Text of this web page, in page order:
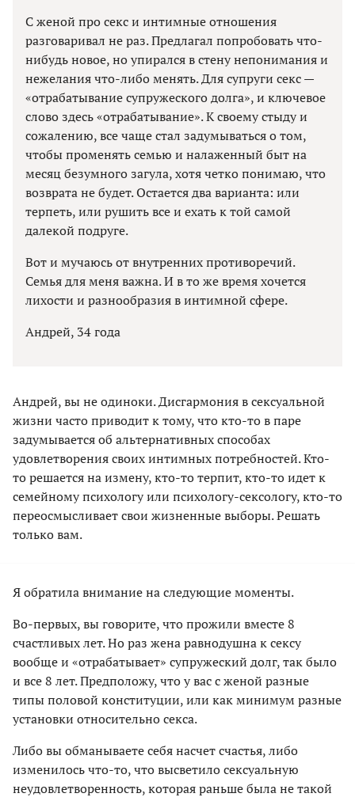
С женой про секс и интимные отношения
разговаривал не раз. Предлагал попробовать что-
нибудь новое, но упирался в стену непонимания и
нежелания что-либо менять. Для супруги секс —
«отрабатывание супружеского долга», и ключевое
слово здесь «отрабатывание». К своему стыду и
сожалению, все чаще стал задумываться о том,
чтобы променять семью и налаженный быт на
месяц безумного загула, хотя четко понимаю, что
возврата не будет. Остается два варианта: или
терпеть, или рушить все и ехать к той самой
далекой подруге.
Вот и мучаюсь от внутренних противоречий.
Семья для меня важна. И в то же время хочется
лихости и разнообразия в интимной сфере.
Андрей, 34 года
Андрей, вы не одиноки. Дисгармония в сексуальной
жизни часто приводит к тому, что кто-то в паре
задумывается об альтернативных способах
удовлетворения своих интимных потребностей. Кто-
то решается на измену, кто-то терпит, кто-то идет к
семейному психологу или психологу-сексологу, кто-то
переосмысливает свои жизненные выборы. Решать
только вам.
Я обратила внимание на следующие моменты.
Во-первых, вы говорите, что прожили вместе 8
счастливых лет. Но раз жена равнодушна к сексу
вообще и «отрабатывает» супружеский долг, так было
и все 8 лет. Предположу, что у вас с женой разные
типы половой конституции, или как минимум разные
установки относительно секса.
Либо вы обманываете себя насчет счастья, либо
изменилось что-то, что высветило сексуальную
неудовлетворенность, которая раньше была не такой